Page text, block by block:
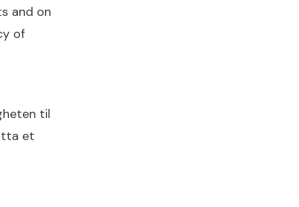
and on
of
til
et